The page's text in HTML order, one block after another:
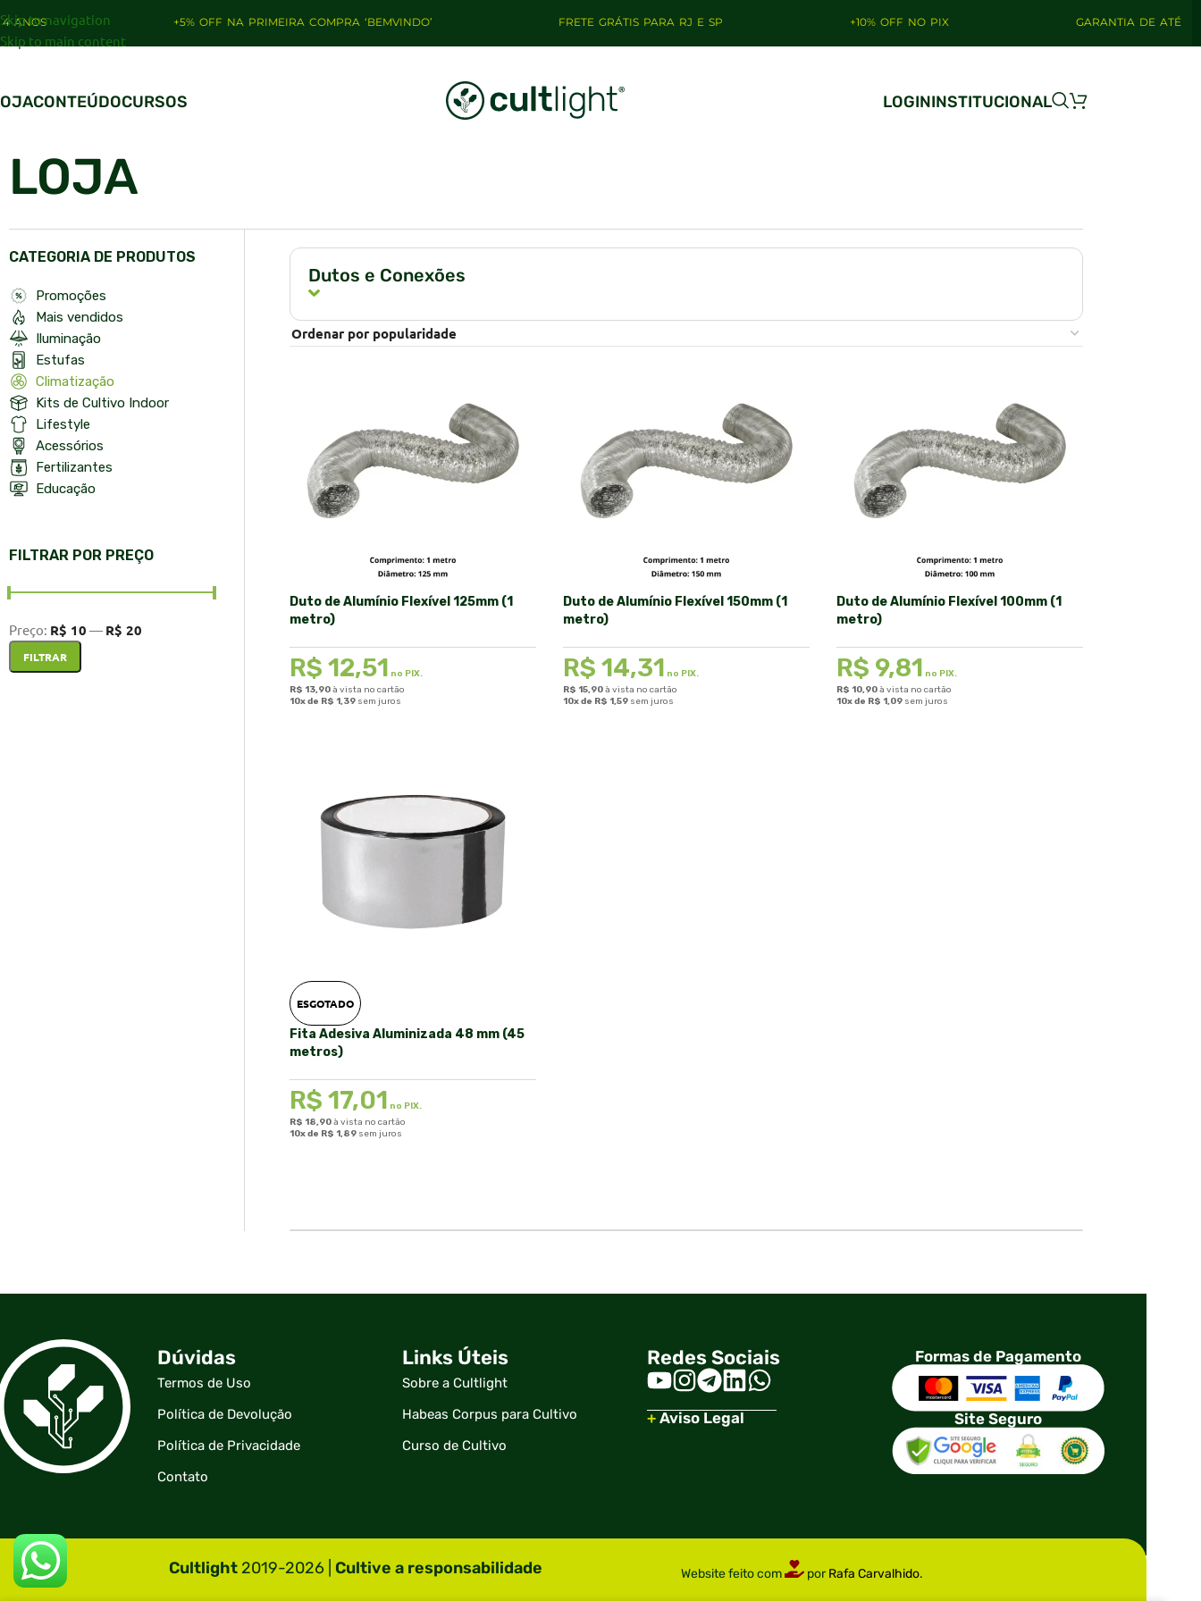
Skip to navigation
Skip to main content
+5% OFF NA PRIMEIRA COMPRA ‘BEMVINDO’ FRETE GRÁTIS PARA RJ E SP +10% OFF NO PIX GARANTIA DE ATÉ 4 ANOS
CONTEÚDOCURSOS LOGININSTITUCIONAL
LOJA
CATEGORIA DE PRODUTOS
Promoções
Mais vendidos
Iluminação
Estufas
Climatização
Kits de Cultivo Indoor
Lifestyle
Acessórios
Fertilizantes
Educação
FILTRAR POR PREÇO
FILTRAR
Preço: R$ 10 — R$ 20
Dutos e Conexões
Duto de Alumínio Flexível 125mm (1
metro)
R$ 12,51 no PIX.
R$ 13,90à vista no cartão
10x de R$ 1,39 sem juros
Duto de Alumínio Flexível 150mm (1
metro)
R$ 14,31 no PIX.
R$ 15,90à vista no cartão
10x de R$ 1,59 sem juros
Duto de Alumínio Flexível 100mm (1
metro)
R$ 9,81 no PIX.
R$ 10,90à vista no cartão
10x de R$ 1,09 sem juros
ESGOTADO
Fita Adesiva Aluminizada 48 mm (45
metros)
R$ 17,01 no PIX.
R$ 18,90à vista no cartão
10x de R$ 1,89 sem juros
Dúvidas
Termos de Uso
Política de Devolução
Política de Privacidade
Contato
Links Úteis
Sobre a Cultlight
Habeas Corpus para Cultivo
Curso de Cultivo
Redes Sociais
+ Aviso Legal
Formas de Pagamento
Site Seguro
Cultlight 2019-2026 | Cultive a responsabilidade Website feito com porRafa Carvalhido.